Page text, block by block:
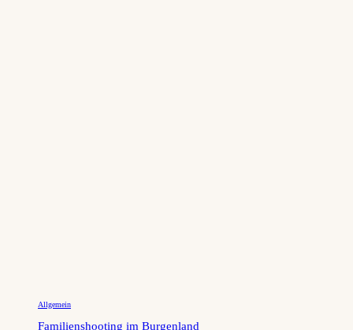
Allgemein
Familienshooting im Burgenland